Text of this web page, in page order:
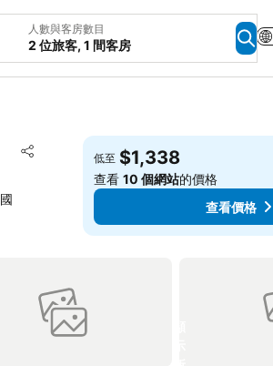
人數與客房數目
2 位旅客, 1 間客房
分享
放到收藏夾
低至 $1,338
查看10 個網站的價格
查看價格